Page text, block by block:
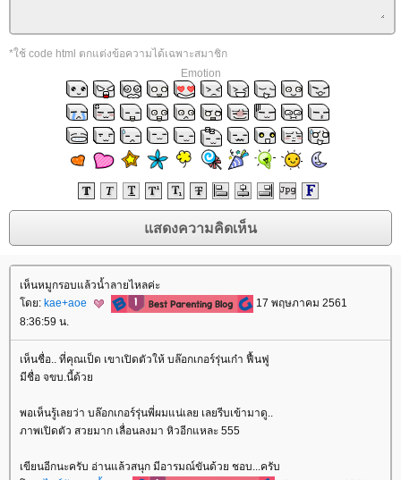
*ใช้ code html ตกแต่งข้อความได้เฉพาะสมาชิก
Emotion
เห็นหมูกรอบแล้วน้ำลายไหลค่ะ
ดย: kae+aoe
17 พฤษภาคม 2561
8:36:59 น.
เห็นชื่อ.. ที่คุณเป็ด เขาเปิดตัวให้ บล๊อกเกอร์รุ่นเก๋า ฟื้นฟู
มีชื่อ จขบ.นี้ด้ว
พอเห็นรู้เลยว่า บล๊อกเกอร์รุ่นพี่ผมแน่เลย เลยรีบเข้ามาดู..
ภาพเปิดตัว สวยมาก เลื่อนลงมา หิวอีกแหละ 555
เขียนอีกนะครับ อ่านแล้วสนุก มีอารมณ์ขันด้วย ชอบ...ครับ